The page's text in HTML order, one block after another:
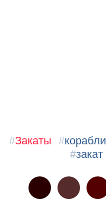
#Закаты #корабли
#закат